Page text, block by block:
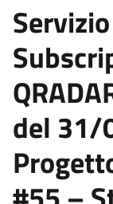
Progetti europei
Società trasparente
del 31/